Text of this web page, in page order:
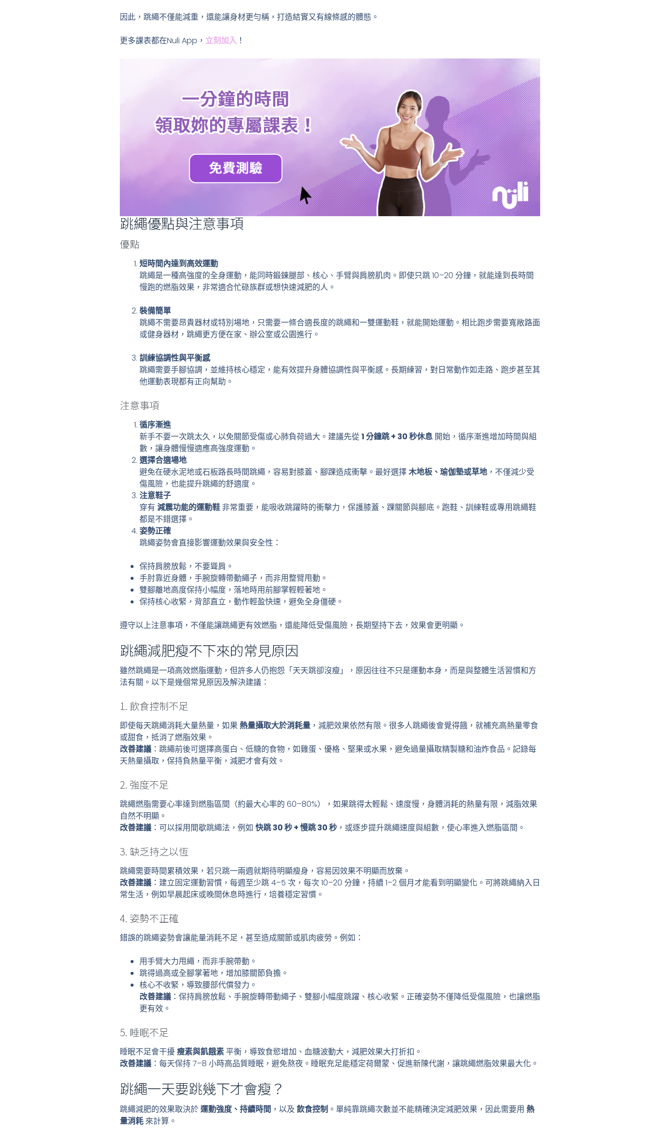
因此，跳繩不僅能減重，還能讓身材更勻稱，打造結實又有線條感的體態。
更多課表都在Nuli App， 立刻加入 ！
跳繩優點與注意事項
優點
短時間內達到高效運動
跳繩是一種高強度的全身運動，能同時鍛鍊腿部、核心、手臂與肩膀肌肉。即使只跳 10–20 分鐘，就能達到長時間
慢跑的燃脂效果，非常適合忙碌族群或想快速減肥的人。
裝備簡單
跳繩不需要昂貴器材或特別場地，只需要一條合適長度的跳繩和一雙運動鞋，就能開始運動。相比跑步需要寬敞路面
或健身器材，跳繩更方便在家、辦公室或公園進行。
訓練協調性與平衡感
跳繩需要手腳協調，並維持核心穩定，能有效提升身體協調性與平衡感。長期練習，對日常動作如走路、跑步甚至其
他運動表現都有正向幫助。
注意事項
循序漸進
新手不要一次跳太久，以免關節受傷或心肺負荷過大。建議先從1 分鐘跳 + 30 秒休息 開始，循序漸進增加時間與組
數，讓身體慢慢適應高強度運動。
選擇合適場地
避免在硬水泥地或石板路長時間跳繩，容易對膝蓋、腳踝造成衝擊。最好選擇木地板、瑜伽墊或草地 ，不僅減少受
傷風險，也能提升跳繩的舒適度。
注意鞋子
穿有 減震功能的運動鞋 非常重要，能吸收跳躍時的衝擊力，保護膝蓋、踝關節與腳底。跑鞋、訓練鞋或專用跳繩鞋
都是不錯選擇。
姿勢正確
跳繩姿勢會直接影響運動效果與安全性：
保持肩膀放鬆，不要聳肩。
手肘靠近身體，手腕旋轉帶動繩子，而非用整臂甩動。
雙腳離地高度保持小幅度，落地時用前腳掌輕輕著地。
保持核心收緊，背部直立，動作輕盈快速，避免全身僵硬。
遵守以上注意事項，不僅能讓跳繩更有效燃脂，還能降低受傷風險，長期堅持下去，效果會更明顯。
跳繩減肥瘦不下來的常見原因
雖然跳繩是一項高效燃脂運動，但許多人仍抱怨「天天跳卻沒瘦」，原因往往不只是運動本身，而是與整體生活習慣和方
法有關。以下是幾個常見原因及解決建議：
1. 飲食控制不足
即使每天跳繩消耗大量熱量，如果熱量攝取大於消耗量 ，減肥效果依然有限。很多人跳繩後會覺得餓，就補充高熱量零食
或甜食，抵消了燃脂效果。
改善建議 ：跳繩前後可選擇高蛋白、低糖的食物，如雞蛋、優格、堅果或水果，避免過量攝取精製糖和油炸食品。記錄每
天熱量攝取，保持負熱量平衡，減肥才會有效。
2. 強度不足
跳繩燃脂需要心率達到燃脂區間（約最大心率的 60–80%），如果跳得太輕鬆、速度慢，身體消耗的熱量有限，減脂效果
自然不明顯。
改善建議 ：可以採用間歇跳繩法，例如 快跳 30 秒 + 慢跳 30 秒 ，或逐步提升跳繩速度與組數，使心率進入燃脂區間。
3. 缺乏持之以恆
跳繩需要時間累積效果，若只跳一兩週就期待明顯瘦身，容易因效果不明顯而放棄。
改善建議 ：建立固定運動習慣，每週至少跳 4–5 次，每次 10–20 分鐘，持續 1–2 個月才能看到明顯變化。可將跳繩納入日
常生活，例如早晨起床或晚間休息時進行，培養穩定習慣。
4. 姿勢不正確
錯誤的跳繩姿勢會讓能量消耗不足，甚至造成關節或肌肉疲勞。例如：
用手臂大力甩繩，而非手腕帶動。
跳得過高或全腳掌著地，增加膝關節負擔。
核心不收緊，導致腰部代償發力。
改善建議 ：保持肩膀放鬆、手腕旋轉帶動繩子、雙腳小幅度跳躍、核心收緊。正確姿勢不僅降低受傷風險，也讓燃脂
更有效。
5. 睡眠不足
睡眠不足會干擾瘦素與飢餓素平衡，導致食慾增加、血糖波動大，減肥效果大打折扣。
改善建議 ：每天保持 7–8 小時高品質睡眠，避免熬夜。睡眠充足能穩定荷爾蒙、促進新陳代謝，讓跳繩燃脂效果最大化。
跳繩一天要跳幾下才會瘦？
跳繩減肥的效果取決於運動強度、持續時間 ，以及飲食控制 。單純靠跳繩次數並不能精確決定減肥效果，因此需要用 熱
量消耗來計算。